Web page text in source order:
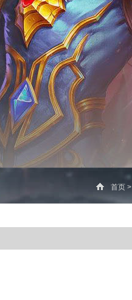
首页 >